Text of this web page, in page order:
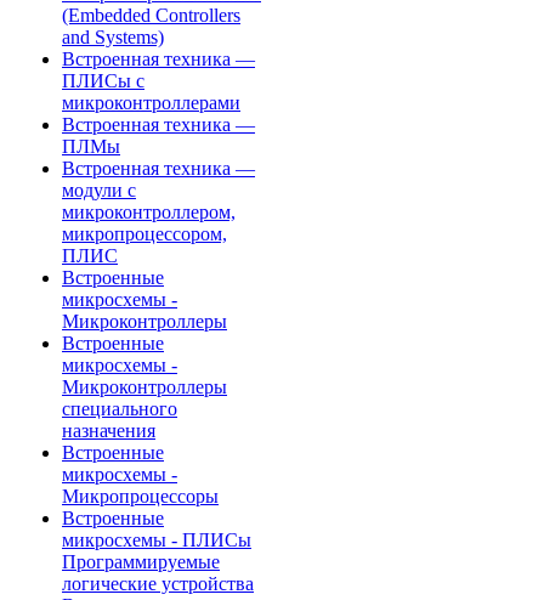
(Embedded Controllers
and Systems)
Встроенная техника —
ПЛИСы с
микроконтроллерами
Встроенная техника —
ПЛМы
Встроенная техника —
модули с
микроконтроллером,
микропроцессором,
ПЛИС
Встроенные
микросхемы -
Микроконтроллеры
Встроенные
микросхемы -
Микроконтроллеры
специального
назначения
Встроенные
микросхемы -
Микропроцессоры
Встроенные
микросхемы - ПЛИСы
Программируемые
логические устройства